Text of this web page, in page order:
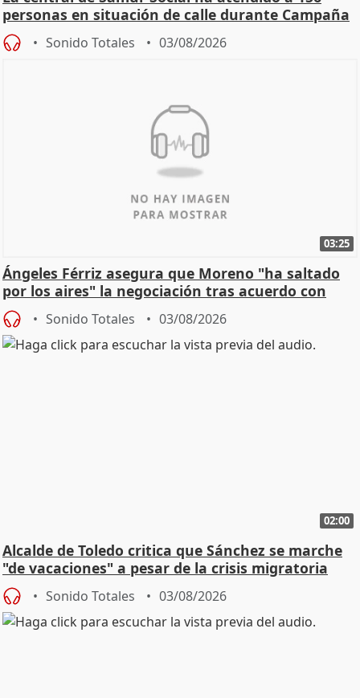
personas en situación de calle durante Campaña
de Calor
Sonido Totales 03/08/2026
03:25
Ángeles Férriz asegura que Moreno "ha saltado
por los aires" la negociación tras acuerdo con
SMA
Sonido Totales 03/08/2026
02:00
Alcalde de Toledo critica que Sánchez se marche
"de vacaciones" a pesar de la crisis migratoria
Sonido Totales 03/08/2026